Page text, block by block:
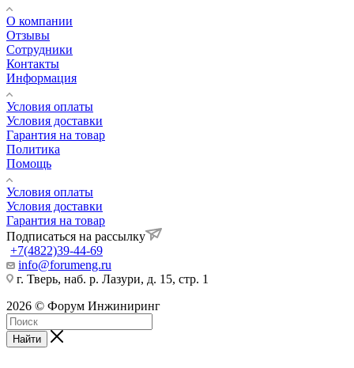
О компании
Отзывы
Сотрудники
Контакты
Информация
Условия оплаты
Условия доставки
Гарантия на товар
Политика
Помощь
Условия оплаты
Условия доставки
Гарантия на товар
Подписаться на рассылку
+7(4822)39-44-69
info@forumeng.ru
г. Тверь, наб. р. Лазури, д. 15, стр. 1
2026 © Форум Инжиниринг
Найти